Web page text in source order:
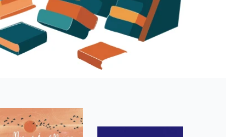
stránku a slouží k počítání a sledování zobrazení
sociálních médiích. Může také shromažďovat informace o
stránky.
správného vzhledu dialogových oken.
a zemí
1 rok
### Luigisbox???
1 rok